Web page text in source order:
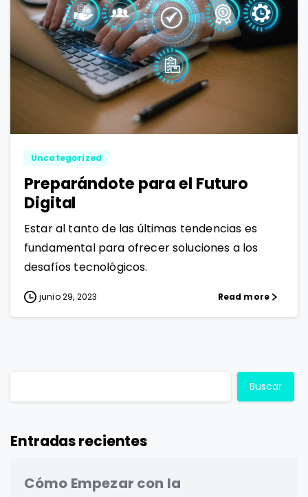
Uncategorized
Preparándote para el Futuro
Digital
Estar al tanto de las últimas tendencias es
fundamental para ofrecer soluciones a los
desafíos tecnológicos.
junio 29, 2023 Read more
Buscar
Entradas recientes
Cómo Empezar con la